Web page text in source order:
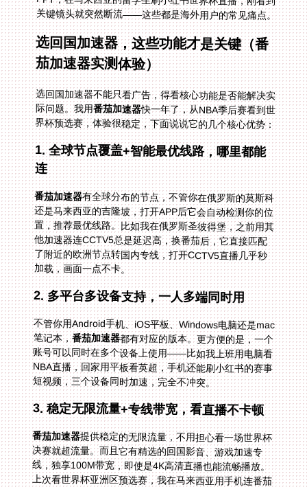
关键镜头就突然断流——这些都是海外用户的常见痛点。
选回国加速器，这些功能才是关键（番
茄加速器实测体验）
选回国加速器不能只看广告，得看核心功能是否能解决实
际问题。我用番茄加速器快一年了，从NBA季后赛看到世
界杯预选赛，体验很稳定，下面说说它的几个核心优势：
1. 全球节点覆盖+智能最优线路，哪里都能
连
番茄加速器有全球分布的节点，不管你在俄罗斯的莫斯科
还是马来西亚的吉隆坡，打开APP后它会自动检测你的位
置，推荐最优线路。比如我在俄罗斯圣彼得堡，之前用其
他加速器连CCTV5总是延迟高，换番茄后，它直接匹配
了附近的欧洲节点转国内专线，打开CCTV5直播几乎秒
加载，画面一点不卡。
2. 多平台多设备支持，一人多端同时用
不管你用Android手机、iOS平板、Windows电脑还是mac
笔记本，番茄加速器都有对应的版本。更方便的是，一个
账号可以同时在多个设备上使用——比如我上班用电脑看
NBA直播，回家用平板看英超，手机还能刷小红书的赛事
短视频，三个设备同时加速，完全不冲突。
3. 稳定无限流量+专线带宽，看直播不卡顿
番茄加速器提供稳定的无限流量，不用担心看一场世界杯
决赛就超流量。而且它有精选的回国影音、游戏加速专
线，独享100M带宽，即使是4K高清直播也能流畅播放。
上次看世界杯亚洲区预选赛，我在马来西亚用手机连番茄
的影音专线，画面清晰，连球员的汗水都能看清，完全没